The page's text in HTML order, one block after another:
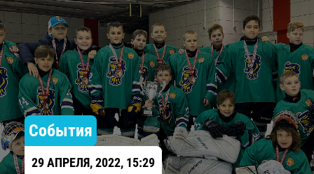
События
29 АПРЕЛЯ, 2022, 15:29